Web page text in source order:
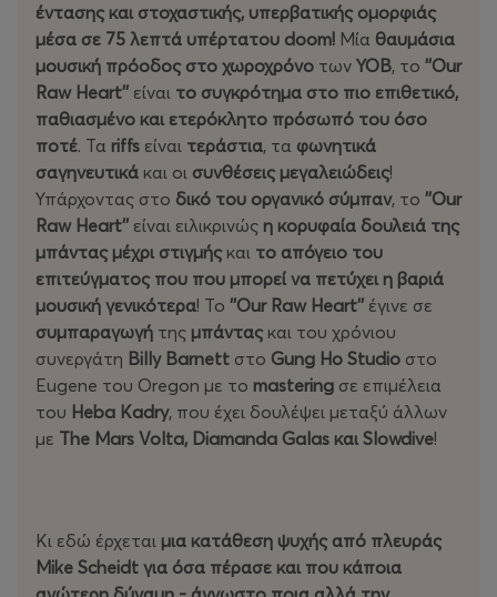
έντασης και στοχαστικής, υπερβατικής ομορφιάς
μέσα σε 75 λεπτά υπέρτατου doom! Mία θαυμάσια
μουσική πρόοδος στο χωροχρόνο των ΥΟΒ, το ''Our
Raw Heart'' είναι το συγκρότημα στο πιο επιθετικό,
παθιασμένο και ετερόκλητο πρόσωπό του όσο
ποτέ. Τα riffs είναι τεράστια, τα φωνητικά
σαγηνευτικά και οι συνθέσεις μεγαλειώδεις!
Υπάρχοντας στο δικό του οργανικό σύμπαν, το ''Our
Raw Heart'' είναι ειλικρινώς η κορυφαία δουλειά της
μπάντας μέχρι στιγμής και το απόγειο του
επιτεύγματος που που μπορεί να πετύχει η βαριά
μουσική γενικότερα! Το ''Our Raw Heart'' έγινε σε
συμπαραγωγή της μπάντας και του χρόνιου
συνεργάτη Billy Barnett στο Gung Ho Studio στο
Eugene του Oregon με το mastering σε επιμέλεια
του Heba Kadry, που έχει δουλέψει μεταξύ άλλων
με The Mars Volta, Diamanda Galas και Slowdive!
Κι εδώ έρχεται μια κατάθεση ψυχής από πλευράς
Mike Scheidt για όσα πέρασε και που κάποια